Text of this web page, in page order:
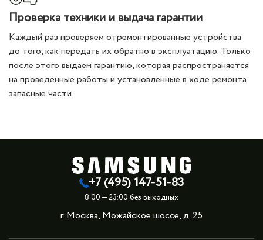
Проверка техники и выдача гарантии
Каждый раз проверяем отремонтированные устройства
до того, как передать их обратно в эксплуатацию. Только
после этого выдаем гарантию, которая распространяется
на проведенные работы и установленные в ходе ремонта
запасные части.
+7 (495) 147-51-83
8:00 — 23:00 без выходных
г. Москва, Можайское шоссе, д. 25